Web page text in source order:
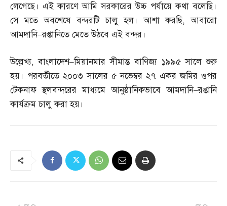
লেগেছে। এই কারণে আমি সরকারের উচ্চ পর্যায়ে কথা বলেছি।
সে মতে অবশেষে বন্দরটি চালু হল। আশা করছি,আবারো
আমদানি–রপ্তানিতে মেতে উঠবে এই বন্দর।
উল্লেখ্য,বাংলাদেশ–মিয়ানমার সীমান্ত বাণিজ্য ১৯৯৫ সালে শুরু
হয়। পরবর্তীতে ২০০৩ সালের ৫ নভেম্বর ২৭ একর জমির ওপর
টেকনাফ স্থলবন্দরের মাধ্যমে আনুষ্ঠানিকভাবে আমদানি–রপ্তানি
কার্যক্রম চালু করা হয়।